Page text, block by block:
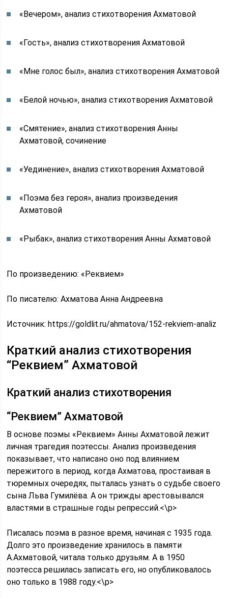
«Вечером», анализ стихотворения Ахматовой
«Гость», анализ стихотворения Ахматовой
«Мне голос был», анализ стихотворения Ахматовой
«Белой ночью», анализ стихотворения Ахматовой
«Смятение», анализ стихотворения Анны
Ахматовой, сочинение
«Уединение», анализ стихотворения Ахматовой
«Поэма без героя», анализ произведения
Ахматовой
«Рыбак», анализ стихотворения Анны Ахматовой
По произведению: «Реквием»
По писателю: Ахматова Анна Андреевна
Источник:https://goldlit.ru/ahmatova/152-rekviem-analiz
Краткий анализ стихотворения
“Реквием” Ахматовой
Краткий анализ стихотворения
“Реквием” Ахматовой
В основе поэмы «Реквием» Анны Ахматовой лежит
личная трагедия поэтессы. Анализ произведения
показывает, что написано оно под влиянием
пережитого в период, когда Ахматова, простаивая в
тюремных очередях, пыталась узнать о судьбе своего
сына Льва Гумилёва. А он трижды арестовывался
властями в страшные годы репрессий.<\p>
Писалась поэма в разное время, начиная с 1935 года.
Долго это произведение хранилось в памяти
А.Ахматовой, читала только друзьям. А в 1950
поэтесса решилась записать его, но опубликовалось
оно только в 1988 году.<\p>